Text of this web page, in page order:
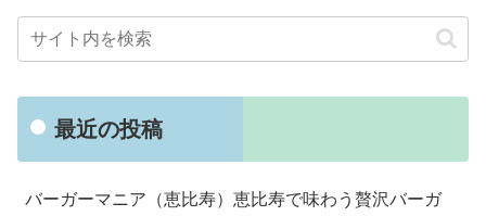
最近の投稿
バーガーマニア（恵比寿）恵比寿で味わう贅沢バーガ